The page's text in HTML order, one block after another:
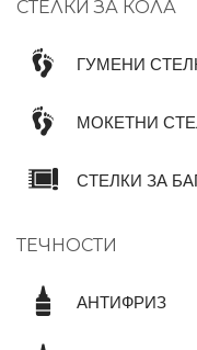
СТЕЛКИ ЗА КОЛА
ГУМЕНИ
МОКЕТНИ
СТЕЛКИ ЗА
ТЕЧНОСТИ
АНТИФРИЗ